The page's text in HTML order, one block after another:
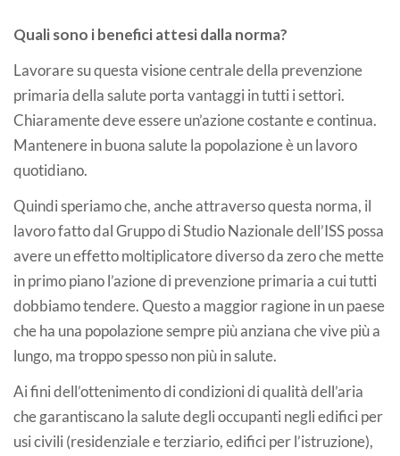
Quali sono i benefici attesi dalla norma?
Lavorare su questa visione centrale della prevenzione
primaria della salute porta vantaggi in tutti i settori.
Chiaramente deve essere un’azione costante e continua.
Mantenere in buona salute la popolazione è un lavoro
quotidiano.
Quindi speriamo che, anche attraverso questa norma, il
lavoro fatto dal Gruppo di Studio Nazionale dell’ISS possa
avere un effetto moltiplicatore diverso da zero che mette
in primo piano l’azione di prevenzione primaria a cui tutti
dobbiamo tendere. Questo a maggior ragione in un paese
che ha una popolazione sempre più anziana che vive più a
lungo, ma troppo spesso non più in salute.
Ai fini dell’ottenimento di condizioni di qualità dell’aria
che garantiscano la salute degli occupanti negli edifici per
usi civili (residenziale e terziario, edifici per l’istruzione),